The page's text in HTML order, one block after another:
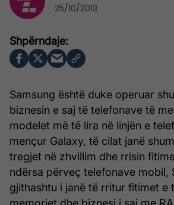
Samsung është duke operuar
biznesin e saj të telefonave të
modelet më të lira në linjën e
mençur Galaxy, të cilat janë
tregjet në zhvillim dhe rrisin
ndërsa përveç telefonave mobil,
gjithashtu i janë të rritur fitimet e
25/10/2013